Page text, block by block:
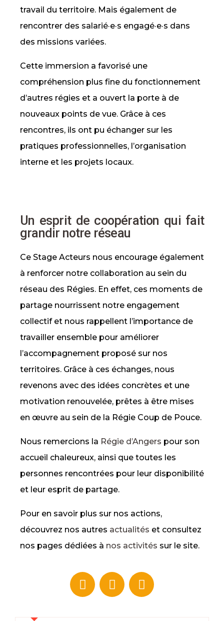
travail du territoire. Mais également de
rencontrer des salarié·e·s engagé·e·s dans
des missions variées.
Cette immersion a favorisé une
compréhension plus fine du fonctionnement
d’autres régies et a ouvert la porte à de
nouveaux points de vue. Grâce à ces
rencontres, ils ont pu échanger sur les
pratiques professionnelles, l’organisation
interne et les projets locaux.
Un esprit de coopération qui fait
grandir notre réseau
Ce Stage Acteurs nous encourage également
à renforcer notre collaboration au sein du
réseau des Régies. En effet, ces moments de
partage nourrissent notre engagement
collectif et nous rappellent l’importance de
travailler ensemble pour améliorer
l’accompagnement proposé sur nos
territoires. Grâce à ces échanges, nous
revenons avec des idées concrètes et une
motivation renouvelée, prêtes à être mises
en œuvre au sein de la Régie Coup de Pouce.
Nous remercions la Régie d’Angers pour son
accueil chaleureux, ainsi que toutes les
personnes rencontrées pour leur disponibilité
et leur esprit de partage.
Pour en savoir plus sur nos actions,
découvrez nos autres actualités et consultez
nos pages dédiées à nos activités sur le site.